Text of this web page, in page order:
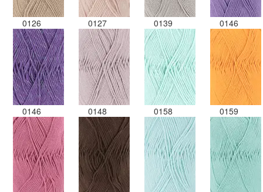
0126 0127 0139 0146
0146 0148 0158 0159